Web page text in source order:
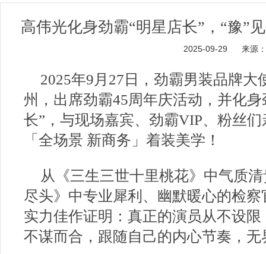
高伟光化身劲霸“明星店长”，“豫”
2025-09-29 来源
2025年9月27日，劲霸男装品牌大
州，出席劲霸45周年庆活动，并化
长”，与现场嘉宾、劲霸VIP、粉丝
「全场景 新商务」着装美学！
从《三生三世十里桃花》中气质
尽头》中专业犀利、幽默暖心的检
实力佳作证明：真正的演员从不设
不谋而合，跟随自己的内心节奏，